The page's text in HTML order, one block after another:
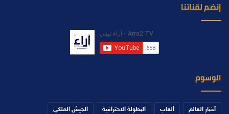
إنضم لقناتنا
الوسوم
أخبار العالم ألعاب البطولة الاحترافية الجيش الملكي